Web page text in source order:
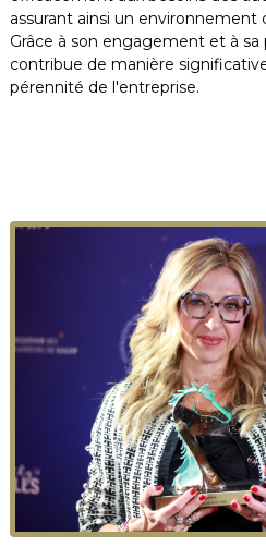
assurant ainsi un environnement
Grâce à son engagement et à
contribue de manière
pérennité de l'entreprise.